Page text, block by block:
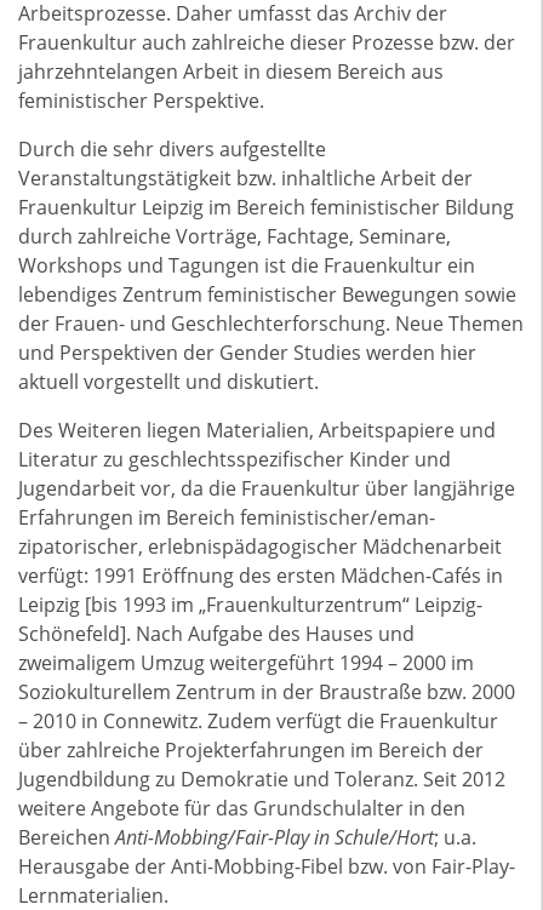
Arbeitsprozesse. Daher umfasst das Archiv der
Frauenkultur auch zahlreiche dieser Prozesse bzw. der
jahrzehntelangen Arbeit in diesem Bereich aus
feministischer Perspektive.
Durch die sehr divers aufgestellte
Veranstaltungstätigkeit bzw. inhaltliche Arbeit der
Frauenkultur Leipzig im Bereich feministischer Bildung
durch zahlreiche Vorträge, Fachtage, Seminare,
Workshops und Tagungen ist die Frauenkultur ein
lebendiges Zentrum feministischer Bewegungen sowie
der Frauen- und Geschlechterforschung. Neue Themen
und Perspektiven der Gender Studies werden hier
aktuell vorgestellt und diskutiert.
Des Weiteren liegen Materialien, Arbeitspapiere und
Literatur zu geschlechtsspezifischer Kinder und
Jugendarbeit vor, da die Frauenkultur über langjährige
Erfahrungen im Bereich feministischer/eman-
zipatorischer, erlebnispädagogischer Mädchenarbeit
verfügt: 1991 Eröffnung des ersten Mädchen-Cafés in
Leipzig [bis 1993 im „Frauenkulturzentrum“ Leipzig-
Schönefeld]. Nach Aufgabe des Hauses und
zweimaligem Umzug weitergeführt 1994 – 2000 im
Soziokulturellem Zentrum in der Braustraße bzw. 2000
– 2010 in Connewitz. Zudem verfügt die Frauenkultur
über zahlreiche Projekterfahrungen im Bereich der
Jugendbildung zu Demokratie und Toleranz. Seit 2012
weitere Angebote für das Grundschulalter in den
BereichenAnti-Mobbing/Fair-Play in Schule/Hort; u.a.
Herausgabe der Anti-Mobbing-Fibel bzw. von Fair-Play-
Lernmaterialien.